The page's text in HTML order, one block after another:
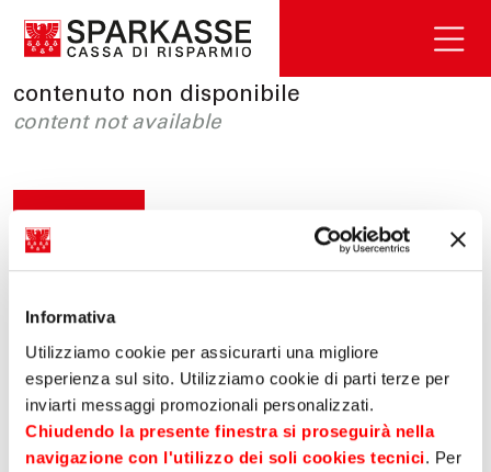
Informativa
Utilizziamo cookie per assicurarti una migliore
esperienza sul sito. Utilizziamo cookie di parti terze per
inviarti messaggi promozionali personalizzati.
Chiudendo la presente finestra si proseguirà nella
navigazione con l'utilizzo dei soli cookies tecnici. Per
contenuto non disponibile
content not available